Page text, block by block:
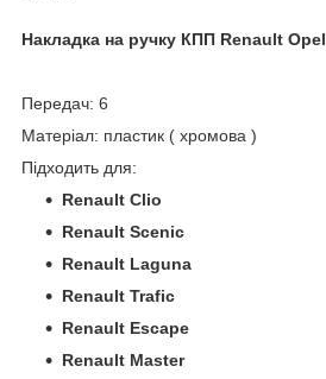
Накладка на ручку КПП Renault Opel
Передач: 6
Матеріал: пластик ( хромова )
Підходить для:
Renault Clio
Renault Scenic
Renault Laguna
Renault Trafic
Renault Escape
Renault Master